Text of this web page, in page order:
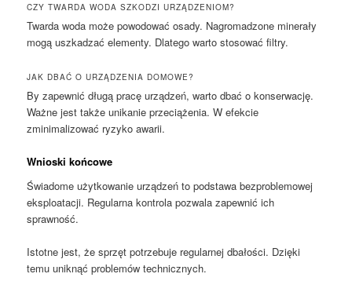
CZY TWARDA WODA SZKODZI URZĄDZENIOM?
Twarda woda może powodować osady. Nagromadzone minerały
mogą uszkadzać elementy. Dlatego warto stosować filtry.
JAK DBAĆ O URZĄDZENIA DOMOWE?
By zapewnić długą pracę urządzeń, warto dbać o konserwację.
Ważne jest także unikanie przeciążenia. W efekcie
zminimalizować ryzyko awarii.
Wnioski końcowe
Świadome użytkowanie urządzeń to podstawa bezproblemowej
eksploatacji. Regularna kontrola pozwala zapewnić ich
sprawność.
Istotne jest, że sprzęt potrzebuje regularnej dbałości. Dzięki
temu uniknąć problemów technicznych.